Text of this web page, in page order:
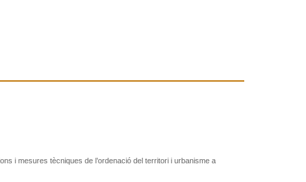
i mesures tècniques de l’ordenació del territori i urbanisme a